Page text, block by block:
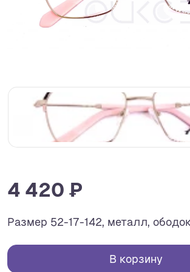
4 420 ₽
Размер 52-17-142, металл,
В корзину